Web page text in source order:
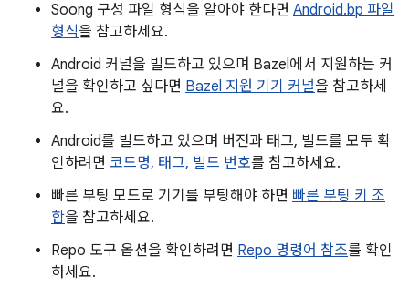
Soong 구성 파일 형식을 알아야 한다면 Android.bp 파일
형식을 참고하세요.
Android 커널을 빌드하고 있으며 Bazel에서 지원하는 커
널을 확인하고 싶다면 Bazel 지원 기기 커널을 참고하세
요.
Android를 빌드하고 있으며 버전과 태그, 빌드를 모두 확
인하려면 코드명, 태그, 빌드 번호를 참고하세요.
빠른 부팅 모드로 기기를 부팅해야 하면 빠른 부팅 키 조
합을 참고하세요.
Repo 도구 옵션을 확인하려면 Repo 명령어 참조를 확인
하세요.